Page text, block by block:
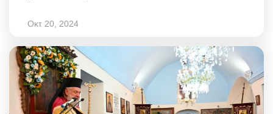
Οκτ 20, 2024